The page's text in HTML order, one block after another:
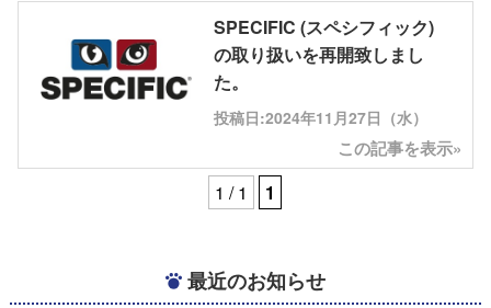
SPECIFIC (スペシフィック)
の取り扱いを再開致しまし
た。
投稿日:2024年11月27日（水）
この記事を表示»
1 / 1 1
最近のお知らせ